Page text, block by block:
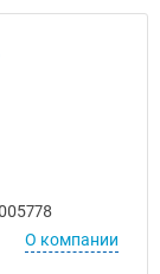
О компании